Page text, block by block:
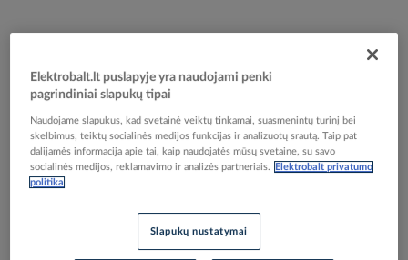
Skip
the
beginning
Reali prekė gali skirtis nuo pavaizduotos nuotraukoje
Veržlė sandarikliui M16x1.5 metalinė 169/M - OBO
BETTERMANN
Elektrobalt prekės kodas
Elektrobalt.lt puslapyje yra naudojami penki
pagrindiniai slapukų tipai
Naudojame slapukus, kad svetainė veiktų tinkamai, suasmenintų turinį bei
skelbimus, teiktų socialinės medijos funkcijas ir analizuotų srautą. Taip pat
dalijamės informacija apie tai, kaip naudojatės mūsų svetaine, su savo
socialinės medijos, reklamavimo ir analizės partneriais.
Elektrobalt privatumo
politika
Slapukų nustatymai